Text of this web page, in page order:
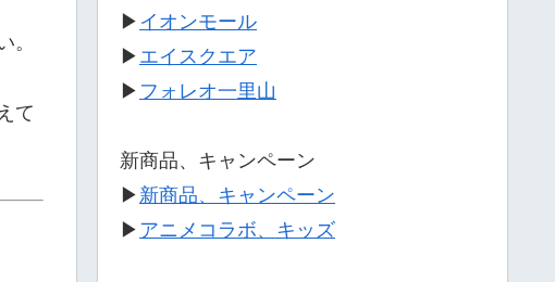
。
て
▶ イオンモール
▶ エイスクエア
▶ フォレオ一里山
新商品、キャンペーン
▶ 新商品、キャンペーン
▶ アニメコラボ、キッズ